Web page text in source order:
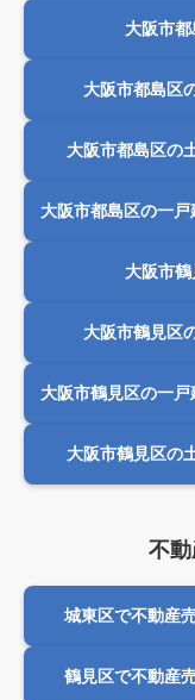
大阪市
大阪市都島区
大阪市都島区の
大阪市都島区の一
大阪市
大阪市鶴見区
大阪市鶴見区の一
大阪市鶴見区の
不
城東区で不動産
鶴見区で不動産